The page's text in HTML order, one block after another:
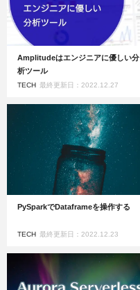
Amplitudeはエンジニアに優しい分
析ツール
TECH 最終更新日：2022.12.27
PySparkでDataframeを操作する
TECH 最終更新日：2022.12.23